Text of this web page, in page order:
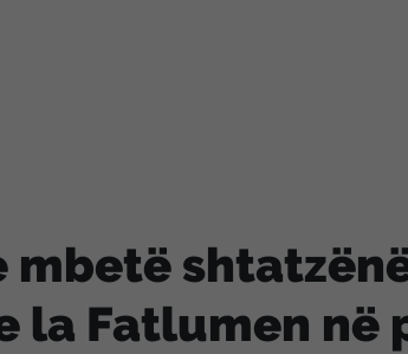
mbetë
la Fatlumen në